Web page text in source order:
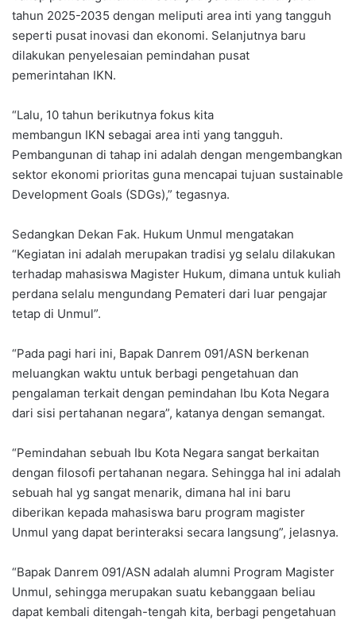
tahun 2025-2035 dengan meliputi area inti yang tangguh
seperti pusat inovasi dan ekonomi. Selanjutnya baru
dilakukan penyelesaian pemindahan pusat
pemerintahan IKN.
“Lalu, 10 tahun berikutnya fokus kita
membangun IKN sebagai area inti yang tangguh.
Pembangunan di tahap ini adalah dengan mengembangkan
sektor ekonomi prioritas guna mencapai tujuan sustainable
Development Goals (SDGs),” tegasnya.
Sedangkan Dekan Fak. Hukum Unmul mengatakan
“Kegiatan ini adalah merupakan tradisi yg selalu dilakukan
terhadap mahasiswa Magister Hukum, dimana untuk kuliah
perdana selalu mengundang Pemateri dari luar pengajar
tetap di Unmul”.
“Pada pagi hari ini, Bapak Danrem 091/ASN berkenan
meluangkan waktu untuk berbagi pengetahuan dan
pengalaman terkait dengan pemindahan Ibu Kota Negara
dari sisi pertahanan negara”, katanya dengan semangat.
“Pemindahan sebuah Ibu Kota Negara sangat berkaitan
dengan filosofi pertahanan negara. Sehingga hal ini adalah
sebuah hal yg sangat menarik, dimana hal ini baru
diberikan kepada mahasiswa baru program magister
Unmul yang dapat berinteraksi secara langsung”, jelasnya.
“Bapak Danrem 091/ASN adalah alumni Program Magister
Unmul, sehingga merupakan suatu kebanggaan beliau
dapat kembali ditengah-tengah kita, berbagi pengetahuan